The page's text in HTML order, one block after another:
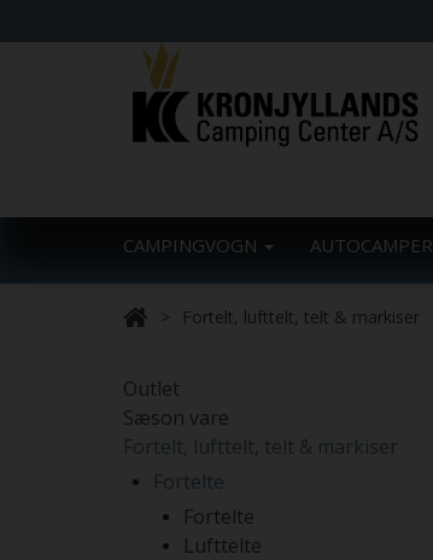
CAMPINGVOGN AUTOCAMPER
Fortelt, lufttelt, telt & markiser
Outlet
Sæson vare
Fortelt, lufttelt, telt & markiser
Fortelte
Fortelte
Lufttelte